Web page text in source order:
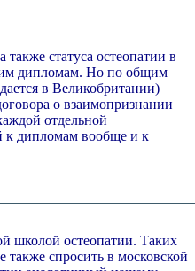
также статуса остеопатии в
дипломам. Но по общим
в Великобритании)
о взаимопризнании
отдельной
к дипломам вообще и к
школой остеопатии. Таких
спросить в московской